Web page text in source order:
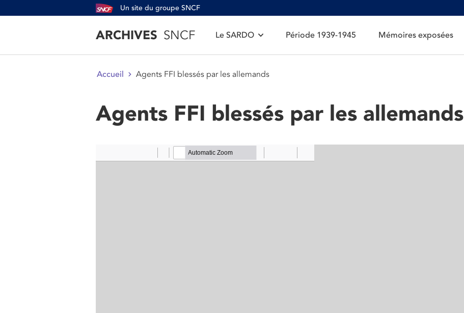
Un site du groupe SNCF
ARCHIVESSNCF Le SARDO Période 1939-1945 Mémoires exposées
Accueil Agents FFI blessés par les allemands
Agents FFI blessés par les allemands